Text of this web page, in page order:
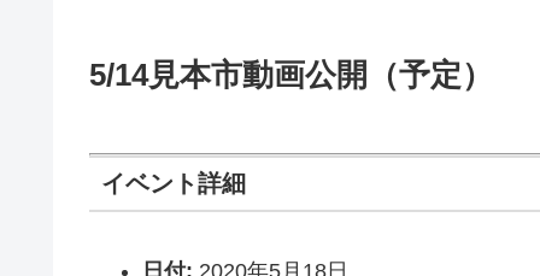
5/14見本市動画公開（予定）
イベント詳細
日付: 2020年5月18日